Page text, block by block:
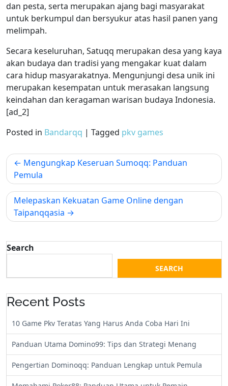
dan pesta, serta merupakan ajang bagi masyarakat
untuk berkumpul dan bersyukur atas hasil panen yang
melimpah.
Secara keseluruhan, Satuqq merupakan desa yang kaya
akan budaya dan tradisi yang mengakar kuat dalam
cara hidup masyarakatnya. Mengunjungi desa unik ini
merupakan kesempatan untuk merasakan langsung
keindahan dan keragaman warisan budaya Indonesia.
[ad_2]
Posted in Bandarqq | Tagged pkv games
Post
navigation
Mengungkap Keseruan Sumoqq: Panduan
Pemula
Melepaskan Kekuatan Game Online dengan
Taipanqqasia
Search
SEARCH
Recent Posts
10 Game Pkv Teratas Yang Harus Anda Coba Hari Ini
Panduan Utama Domino99: Tips dan Strategi Menang
Pengertian Dominoqq: Panduan Lengkap untuk Pemula